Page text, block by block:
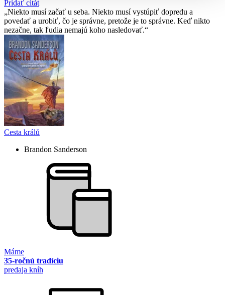
Pridať citát
Niekto musí začať u seba. Niekto musí vystúpiť dopredu a
povedať a urobiť, čo je správne, pretože je to správne. Keď nikto
nezačne, tak ľudia nemajú koho nasledovať.
Cesta králů
Brandon Sanderson
Máme
35-ročnú tradíciu
predaja kníh